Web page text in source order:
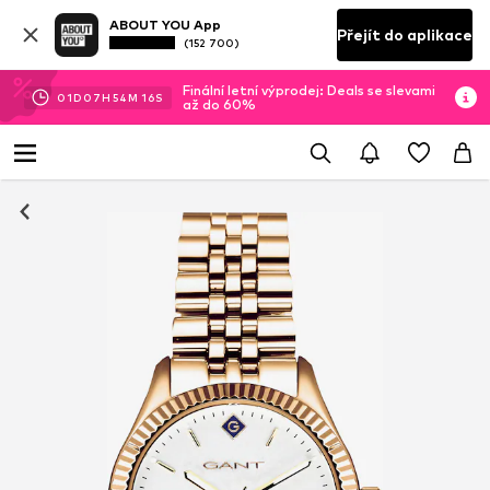
ABOUT YOU App
(152 700) Přejít do aplikace
01D 07H 54M 16S
Finální letní výprodej: Deals se slevami
až do 60%